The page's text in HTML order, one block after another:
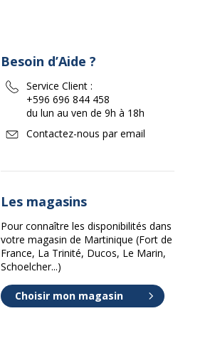
Besoin d’Aide ?
Service Client :
+596 696 844 458
du lun au ven de 9h à 18h
Contactez-nous par email
Les magasins
Pour connaître les disponibilités dans
votre magasin de Martinique (Fort de
France, La Trinité, Ducos, Le Marin,
Schoelcher...)
Choisir mon magasin